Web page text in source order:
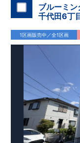
の新たな空間提案 「
た！
耐震等級最高
倍の耐震性！
ー採用で安心！ ○
が取得しています！
ております。
・『
りに施工されてい
す。
ぜひお気軽にお問い
38-1246​(定休日：火
ブルーミ
千代田6丁
1区画販売中／全1区画